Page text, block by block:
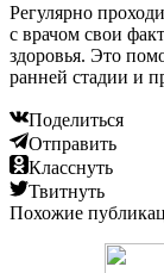
Регулярно
с врачом свои
здоровья. Это
ранней стадии и
Поделиться
Отправить
Класснуть
Твитнуть
Похожие